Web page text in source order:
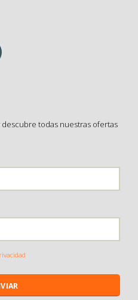
todas nuestras ofertas